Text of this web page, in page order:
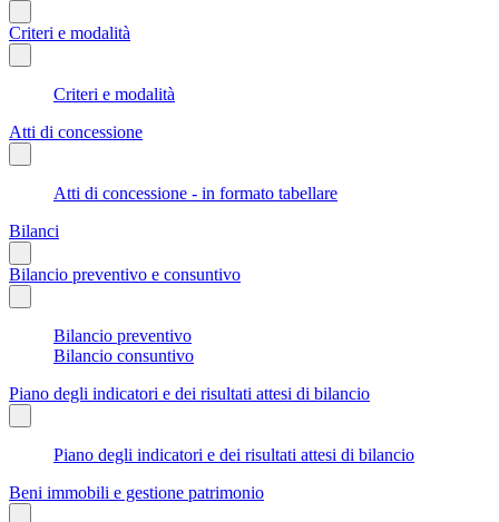
Criteri e modalità
Criteri e modalità
Atti di concessione
Atti di concessione - in formato tabellare
Bilanci
Bilancio preventivo e consuntivo
Bilancio preventivo
Bilancio consuntivo
Piano degli indicatori e dei risultati attesi di bilancio
Piano degli indicatori e dei risultati attesi di bilancio
Beni immobili e gestione patrimonio